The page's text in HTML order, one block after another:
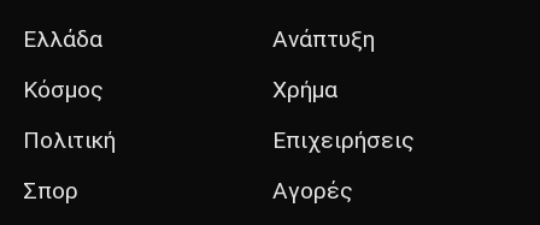
Ελλάδα
Κόσμος
Πολιτική
Σπορ
Ανάπτυξη
Χρήμα
Επιχειρήσεις
Αγορές